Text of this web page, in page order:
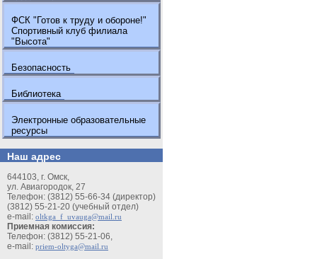
ФСК "Готов к труду и обороне!"
Спортивный клуб филиала
"Высота"
Безопасность
Библиотека
Электронные образовательные
ресурсы
Наш адрес
644103, г. Омск,
ул. Авиагородок, 27
Телефон: (3812) 55-66-34 (директор)
(3812) 55-21-20 (учебный отдел)
e-mail: oltkga_f_uvauga@mail.ru
Приемная комиссия:
Телефон: (3812) 55-21-06,
e-mail: priem-oltyga@mail.ru